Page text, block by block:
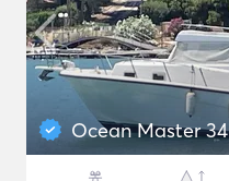
Ocean Master 34